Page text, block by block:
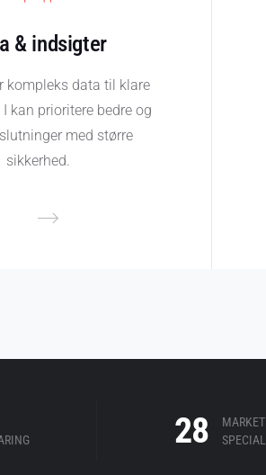
& indsigter
kompleks data til klare
kan prioritere bedre og
med større
sikkerhed.
28